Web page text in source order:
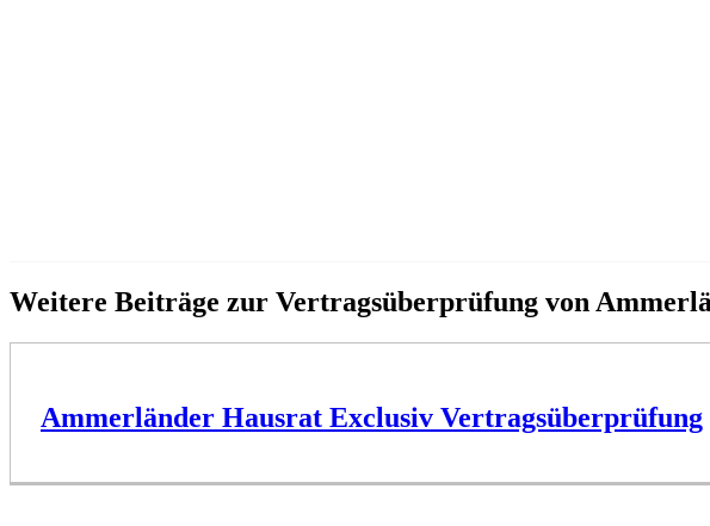
Weitere Beiträge zur Vertragsüberprüfung von
Ammerländer Hausrat Exclusiv Vertragsüberprüfung